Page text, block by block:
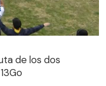
de los dos